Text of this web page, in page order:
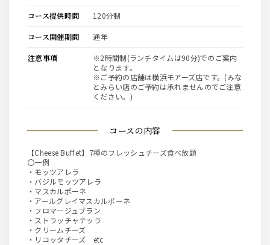
コースの内容
【Cheese Buffet】7種のフレッシュチーズ食べ放題
〇一例
・モッツアレラ
・バジルモッツアレラ
・マスカルポーネ
・アールグレイマスカルポーネ
・フロマージュブラン
・ストラッチャテッラ
・クリームチーズ
・リコッタチーズ etc
コース提供時間 120分制
コース開催期間 通年
注意事項
※2時間制(ランチタイムは90分)でのご案内
となります。
※ご予約の店舗は横浜モアーズ店です。(みな
とみらい店のご予約は承れませんのでご注意
ください。)